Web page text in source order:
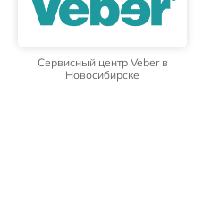
Сервисный центр Veber в
Новосибирске